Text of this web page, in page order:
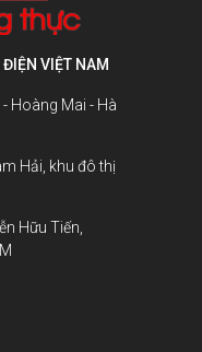
VIỆT NAM
Hoàng Mai - Hà
Hải, khu đô thị
Hữu Tiến,